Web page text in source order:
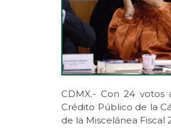
CDMX.- Con 24
Crédito Público de la
de la Miscelánea Fiscal